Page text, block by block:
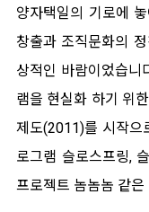
양자택일의 기로에
창출과 조직문화의
상적인 바람이었습니
램을 현실화 하기 위
제도(2011)를 시작
로그램 슬로스프링,
프로젝트 놈놈놈 같